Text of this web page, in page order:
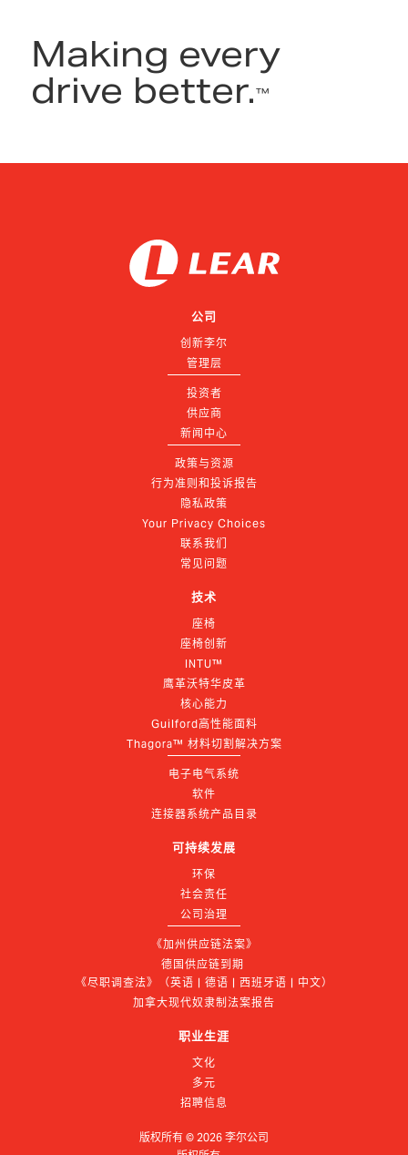
Making every
drive better.™
公司
创新李尔
管理层
投资者
供应商
新闻中心
政策与资源
行为准则和投诉报告
隐私政策
Your Privacy Choices
联系我们
常见问题
技术
座椅
座椅创新
INTU™
鹰革沃特华皮革
核心能力
Guilford高性能面料
Thagora™ 材料切割解决方案
电子电气系统
软件
连接器系统产品目录
可持续发展
环保
社会责任
公司治理
《加州供应链法案》
德国供应链到期
《尽职调查法》（英语 | 德语 | 西班牙语 | 中文）
加拿大现代奴隶制法案报告
职业生涯
文化
多元
招聘信息
版权所有 © 2026 李尔公司